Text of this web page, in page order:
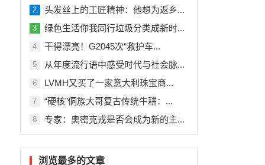
2 头发丝上的工匠精神：他想为返乡...
3 绿色生活你我同行垃圾分类成新时...
4 干得漂亮！G2045次“救护车...
5 从年度流行语中感受时代与社会脉...
6 LVMH又买了一家意大利珠宝商...
7 “硬核”侗族大哥复古传统牛耕：...
8 专家：奥密克戎是否会成为新的主...
浏览最多的文章